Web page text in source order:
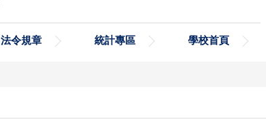
法令規章 統計專區 學校首頁